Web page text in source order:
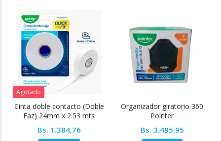
Agotado
Cinta doble contacto (Doble
Faz) 24mm x 2.53 mts
Bs. 1.384,76
Organizador giratorio 360
Pointer
Bs. 3.495,95